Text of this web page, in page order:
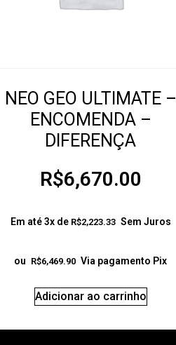
NEO GEO ULTIMATE –
ENCOMENDA –
DIFERENÇA
R$6,670.00
Em até 3x de R$2,223.33 Sem Juros
ou R$6,469.90 Via pagamento Pix
Adicionar ao carrinho